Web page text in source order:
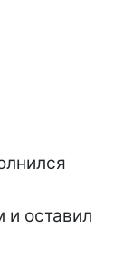
и оставил